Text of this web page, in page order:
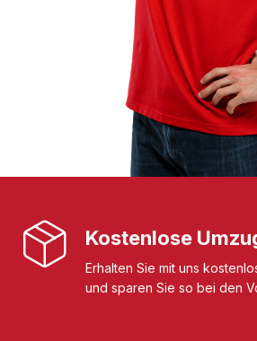
Kostenlose
Erhalten Sie mit uns
und sparen Sie so bei den